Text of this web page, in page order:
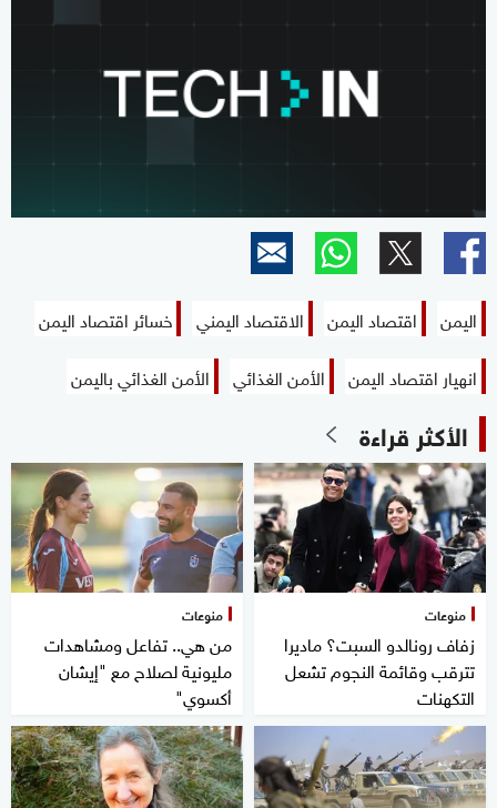
اليمن اقتصاد اليمن الاقتصاد اليمني
خسائر اقتصاد اليمن
انهيار اقتصاد اليمن
الأمن الغذائي الأمن الغذائي باليمن
الأكثر قراءة
منوعات
زفاف رونالدو السبت؟ ماديرا
تترقب وقائمة النجوم تشعل
التكهنات
منوعات
من هي.. تفاعل ومشاهدات
مليونية لصلاح مع "إيشان
أكسوي"